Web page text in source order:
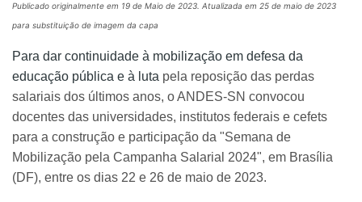
Publicado originalmente em 19 de Maio de 2023. Atualizada em 25 de maio de 2023
para substituição de imagem da capa
Para dar continuidade à mobilização em defesa da
educação pública e à luta pela reposição das perdas
salariais dos últimos anos, o ANDES-SN convocou
docentes das universidades, institutos federais e cefets
para a construção e participação da "Semana de
Mobilização pela Campanha Salarial 2024", em Brasília
(DF), entre os dias 22 e 26 de maio de 2023.